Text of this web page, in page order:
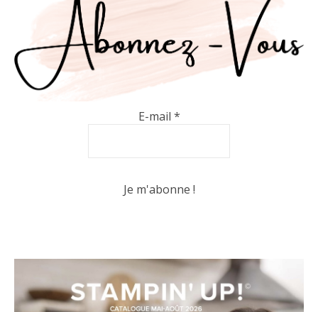
E-mail *